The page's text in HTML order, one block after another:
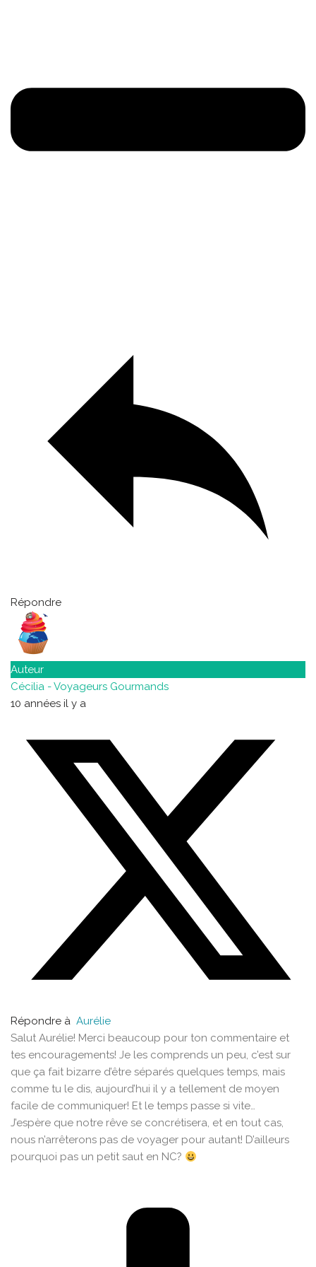
Répondre
Auteur
Cécilia - Voyageurs Gourmands
10 années il y a
Répondre à Aurélie
Salut Aurélie! Merci beaucoup pour ton commentaire et
tes encouragements! Je les comprends un peu, c’est sur
que ça fait bizarre d’être séparés quelques temps, mais
comme tu le dis, aujourd’hui il y a tellement de moyen
facile de communiquer! Et le temps passe si vite…
J’espère que notre rêve se concrétisera, et en tout cas,
nous n’arrêterons pas de voyager pour autant! D’ailleurs
pourquoi pas un petit saut en NC?